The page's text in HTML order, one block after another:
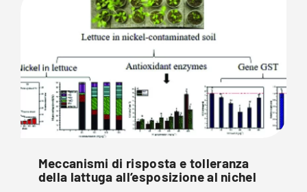
Meccanismi di risposta e tolleranza
della lattuga all’esposizione al nichel